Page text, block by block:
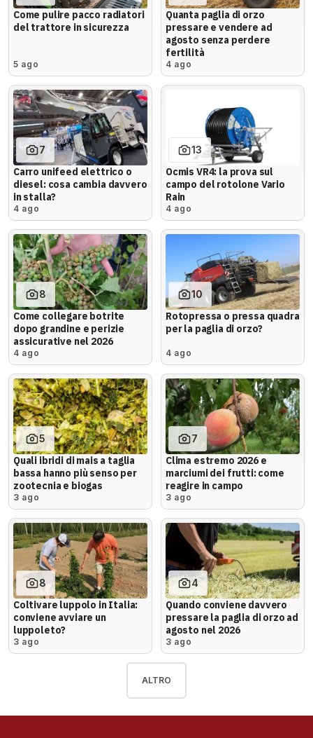
Come pulire pacco radiatori
del trattore in sicurezza
5 ago
Quanta paglia di orzo
pressare e vendere ad
agosto senza perdere
fertilità
4 ago
7
Carro unifeed elettrico o
diesel: cosa cambia davvero
in stalla?
4 ago
13
Ocmis VR4: la prova sul
campo del rotolone Vario
Rain
4 ago
8
Come collegare botrite
dopo grandine e perizie
assicurative nel 2026
4 ago
10
Rotopressa o pressa quadra
per la paglia di orzo?
4 ago
5
Quali ibridi di mais a taglia
bassa hanno più senso per
zootecnia e biogas
3 ago
7
Clima estremo 2026 e
marciumi dei frutti: come
reagire in campo
3 ago
8
Coltivare luppolo in Italia:
conviene avviare un
luppoleto?
3 ago
4
Quando conviene davvero
pressare la paglia di orzo ad
agosto nel 2026
3 ago
ALTRO